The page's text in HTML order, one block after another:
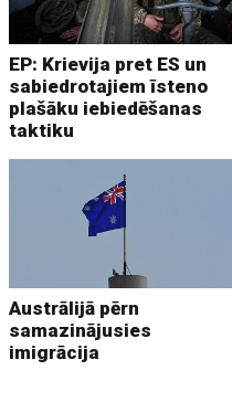
EP: Krievija pret ES un
sabiedrotajiem īsteno
plašāku iebiedēšanas
taktiku
Austrālijā pērn
samazinājusies
imigrācija